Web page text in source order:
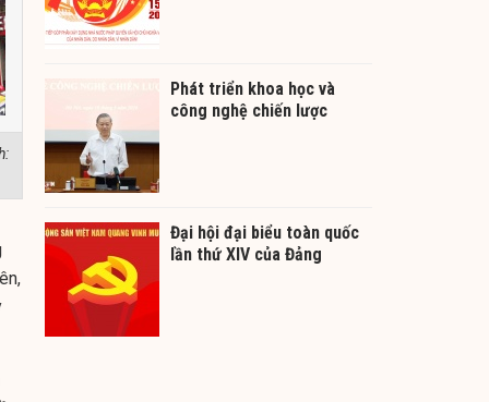
Phát triển khoa học và
công nghệ chiến lược
Đại hội đại biểu toàn quốc
lần thứ XIV của Đảng